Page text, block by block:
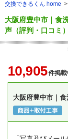
交換できるくん home
大阪府豊中市｜食
声（評判・口コミ
10,905件掲載
大阪府豊中市｜